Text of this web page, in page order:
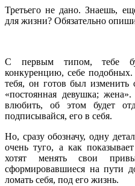
Третьего не дано. Знаешь,
для жизни? Обязательно
С первым типом, тебе
конкуренцию, себе
тебя, он готов был
«постоянная девушка;
влюбить, об этом будет
подписывайся, его в себя.
Но, сразу обозначу, одну
очень туго, а как
хотят менять свои
сформировавшиеся на пути
ломать себя, под его жизнь.